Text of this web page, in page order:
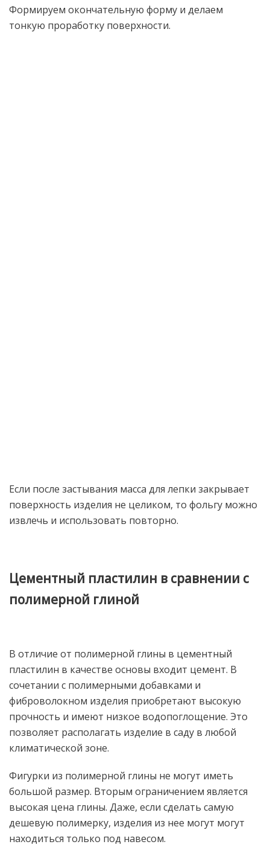
Формируем окончательную форму и делаем
тонкую проработку поверхности.
Если после застывания масса для лепки закрывает
поверхность изделия не целиком, то фольгу можно
извлечь и использовать повторно.
Цементный пластилин в сравнении с
полимерной глиной
В отличие от полимерной глины в цементный
пластилин в качестве основы входит цемент. В
сочетании с полимерными добавками и
фиброволокном изделия приобретают высокую
прочность и имеют низкое водопоглощение. Это
позволяет располагать изделие в саду в любой
климатической зоне.
Фигурки из полимерной глины не могут иметь
большой размер. Вторым ограничением является
высокая цена глины. Даже, если сделать самую
дешевую полимерку, изделия из нее могут могут
находиться только под навесом.